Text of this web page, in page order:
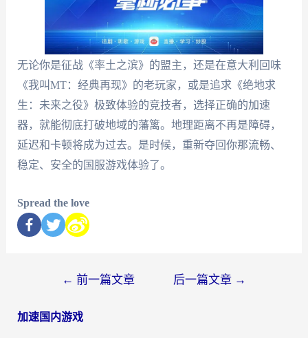
无论你是征战《率土之滨》的盟主，还是在意大利回味
《我叫MT：经典再现》的老玩家，或是追求《绝地求
生：未来之役》极致体验的竞技者，选择正确的加速
器，就能彻底打破地域的藩篱。地理距离不再是障碍，
延迟和卡顿将成为过去。是时候，重新夺回你那流畅、
稳定、安全的国服游戏体验了。
Spread the love
← 前一篇文章 后一篇文章 →
加速国内游戏